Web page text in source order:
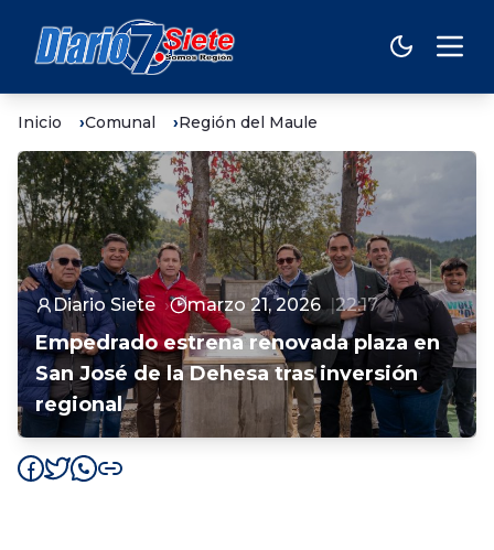
Inicio Comunal Región del Maule
Diario Siete marzo 21, 2026 22:17
Empedrado estrena renovada plaza en
San José de la Dehesa tras inversión
regional